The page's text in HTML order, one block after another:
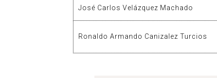
José Carlos Velázquez Machado
Ronaldo Armando Canizalez Turcios